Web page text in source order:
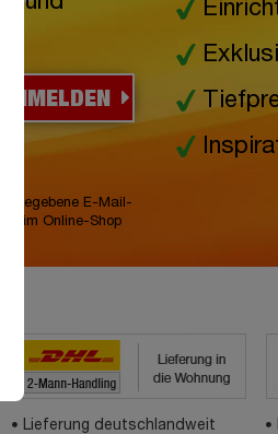
ANMELDEN
E-Mail-
im Online-Shop
Lieferung deutschlandweit